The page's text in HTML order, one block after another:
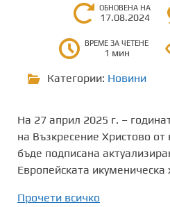
ОБНОВЕНА НА
17.08.2024
ВРЕМЕ ЗА ЧЕТЕНЕ
1 мин
Категории: Новини
На 27 април 2025 г. –
на Възкресение Христово
бъде подписана
Европейската икуменическа
Прочети всичко